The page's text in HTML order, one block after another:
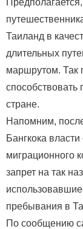
Таиланд в
длительных
маршрутом. Так
способствовать
стране.
Напомним,
Бангкока
миграционного
запрет на так
пребывания в
По сообщению